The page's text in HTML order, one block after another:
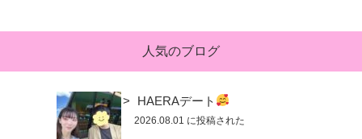
人気のブログ
HAERAデート
2026.08.01 に投稿された